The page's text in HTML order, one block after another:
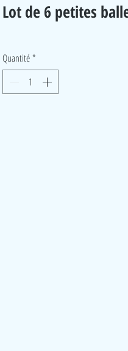
Lot de 6 petites
Quantité *